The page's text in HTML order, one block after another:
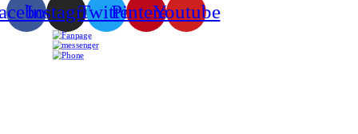
InstagramTwitterPinterestYoutube